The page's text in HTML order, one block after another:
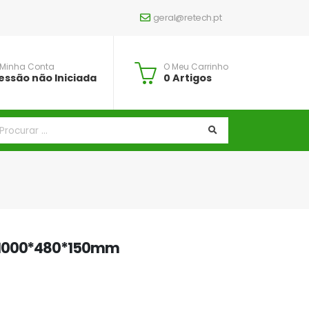
geral@retech.pt
Conta
não Iniciada
O Meu Carrinho
0 Artigos